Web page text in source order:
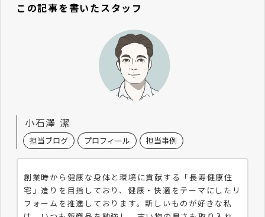
この記事を書いたスタッフ
小石澤 潔
担当ブログ プロフィール 担当事例
創業時から健康な身体と環境に貢献する「長寿健康住
宅」造りを目指しており、健康・快適をテーマにしたリ
フォームを推進しております。新しいものが好きな私